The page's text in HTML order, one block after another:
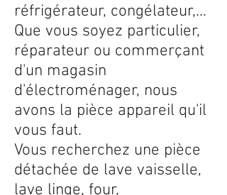
réfrigérateur, congélateur,...
Que vous soyez particulier,
réparateur ou commerçant
d'un magasin
d'électroménager, nous
avons la pièce appareil qu'il
vous faut.
Vous recherchez une pièce
détachée de lave vaisselle,
lave linge, four,